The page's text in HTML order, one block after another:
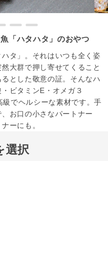
「ハタハタ」のおやつ
ハタ」。それはいつも全く姿
大群で押し寄せてくること
とした敬意の証。そんなハ
ビタミンE・オメガ３
級でヘルシーな素材です。手
お口の小さなパートナー
ーにも。
選択